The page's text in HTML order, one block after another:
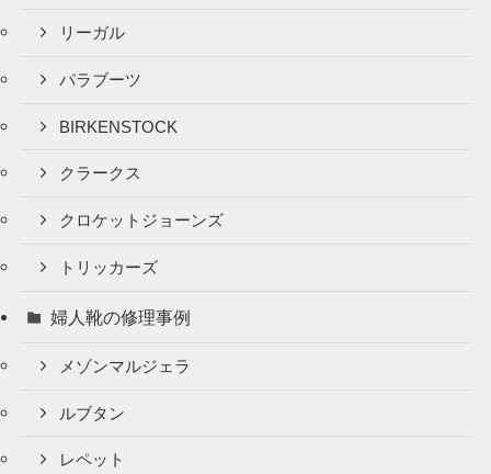
リーガル
パラブーツ
BIRKENSTOCK
クラークス
クロケットジョーンズ
トリッカーズ
婦人靴の修理事例
メゾンマルジェラ
ルブタン
レペット